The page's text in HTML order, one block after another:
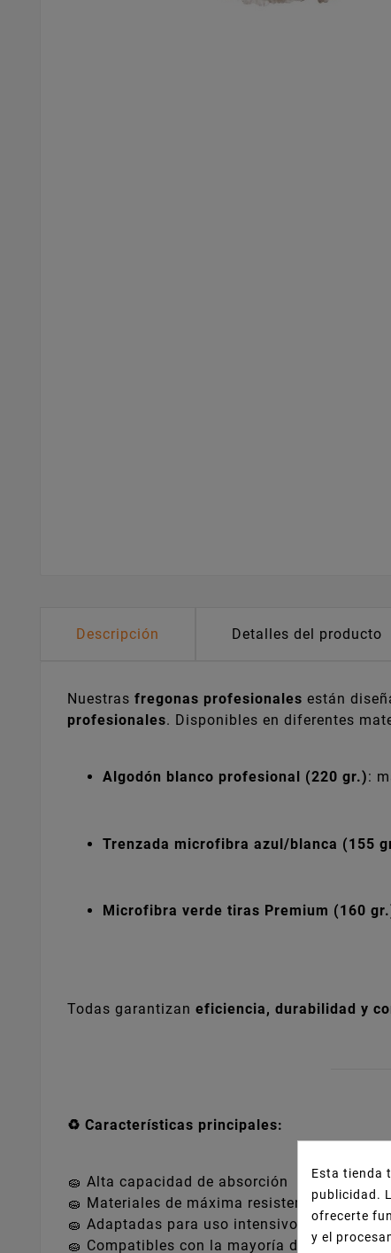
Descripción Detalles del producto
Nuestras fregonas profesionales están
profesionales. Disponibles en diferentes
Algodón blanco profesional (220 gr.):
Trenzada microfibra azul/blanca (155
Microfibra verde tiras Premium (160
Todas garantizan eficiencia, durabilidad y
♻️ Características principales:
🧽 Alta capacidad de absorción
🧽 Materiales de máxima resistencia
🧽 Adaptadas para uso intensivo en
🧽 Compatibles con la mayoría de palos y
Esta tienda
publicidad.
ofrecerte
y el